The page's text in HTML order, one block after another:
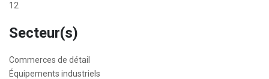
12
Secteur(s)
Commerces de détail
Équipements industriels